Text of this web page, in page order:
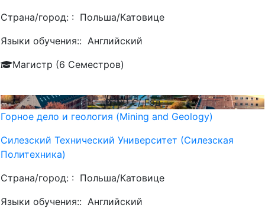
Страна/город: : Польша/Катовице
Языки обучения:: Английский
Магистр (6 Семестров)
2600€/ Год
Горное дело и геология (Mining and Geology)
Силезский Технический Университет (Силезская
Политехника)
Страна/город: : Польша/Катовице
Языки обучения:: Английский